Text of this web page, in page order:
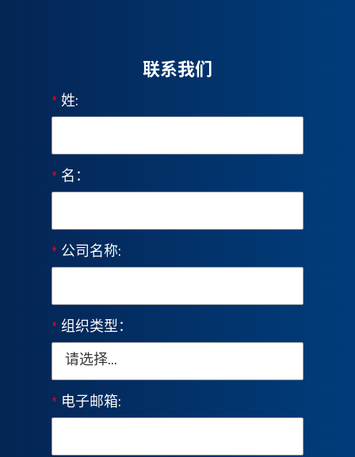
联系我们
* 姓:
* 名：
* 公司名称:
* 组织类型：
* 电子邮箱: